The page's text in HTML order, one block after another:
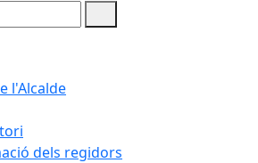
l'Alcalde
dels regidors